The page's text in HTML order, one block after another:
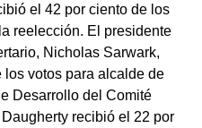
el 42 por ciento de los
reelección. El presidente
Nicholas Sarwark,
los votos para alcalde de
Desarrollo del Comité
recibió el 22 por